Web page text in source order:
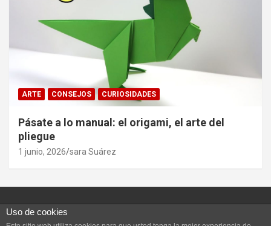
ARTE CONSEJOS CURIOSIDADES
Pásate a lo manual: el origami, el arte del
pliegue
1 junio, 2026 sara Suárez
Uso de cookies